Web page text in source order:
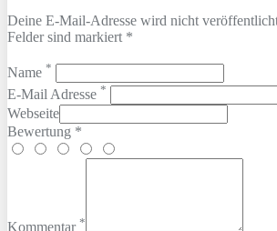
Deine E-Mail-Adresse wird nicht
Felder sind markiert *
Name *
E-Mail Adresse *
Webseite
Bewertung *
Kommentar *